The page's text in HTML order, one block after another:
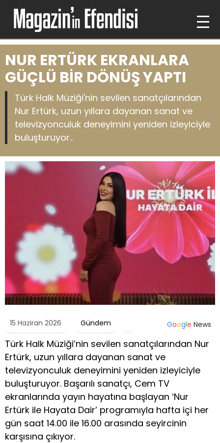
NUR ERTÜRK EKRANLARA
GÜÇLÜ BİR DÖNÜŞ YAPTI
Türk Halk Müziği'nin sevilen sanatçılarından
Nur Ertürk, uzun yıllara dayanan sanat ve
televizyonculuk deneyimini yeniden izleyiciyle
buluşturuyor..
15 Haziran 2026 Gündem Google News
Türk Halk Müziği’nin sevilen sanatçılarından Nur
Ertürk, uzun yıllara dayanan sanat ve
televizyonculuk deneyimini yeniden izleyiciyle
buluşturuyor. Başarılı sanatçı, Cem TV
ekranlarında yayın hayatına başlayan ‘Nur
Ertürk ile Hayata Dair’ programıyla hafta içi her
gün saat 14.00 ile 16.00 arasında seyircinin
karşısına çıkıyor.